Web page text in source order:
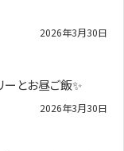
2026年3月30日
ーとお昼ご飯✨
2026年3月30日